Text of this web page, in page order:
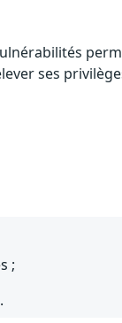
ses
;